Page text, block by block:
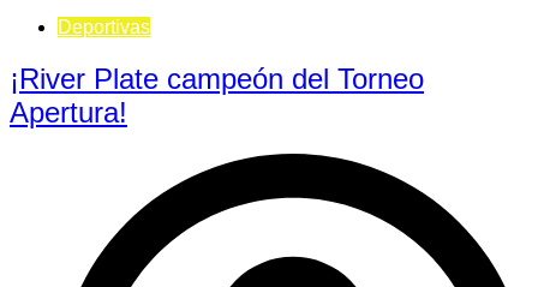
Deportivas
¡River Plate campeón del Torneo
Apertura!